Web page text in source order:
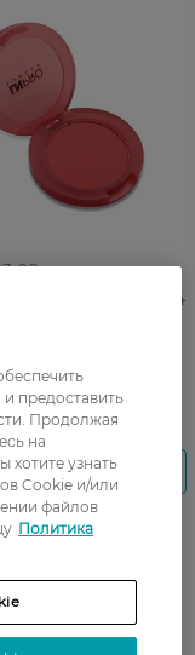
08
для лица LN тон 104
предоставить
Продолжая
на
хотите узнать
Cookie и/или
файлов
Политика